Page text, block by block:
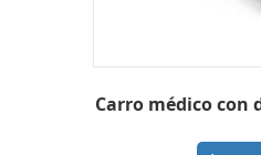
Carro médico con